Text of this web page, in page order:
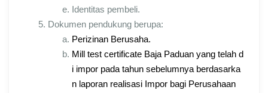
Identitas pembeli.
Dokumen pendukung berupa:
Perizinan Berusaha.
Mill test certificate Baja Paduan yang telah d
i impor pada tahun sebelumnya berdasarka
n laporan realisasi Impor bagi Perusahaan